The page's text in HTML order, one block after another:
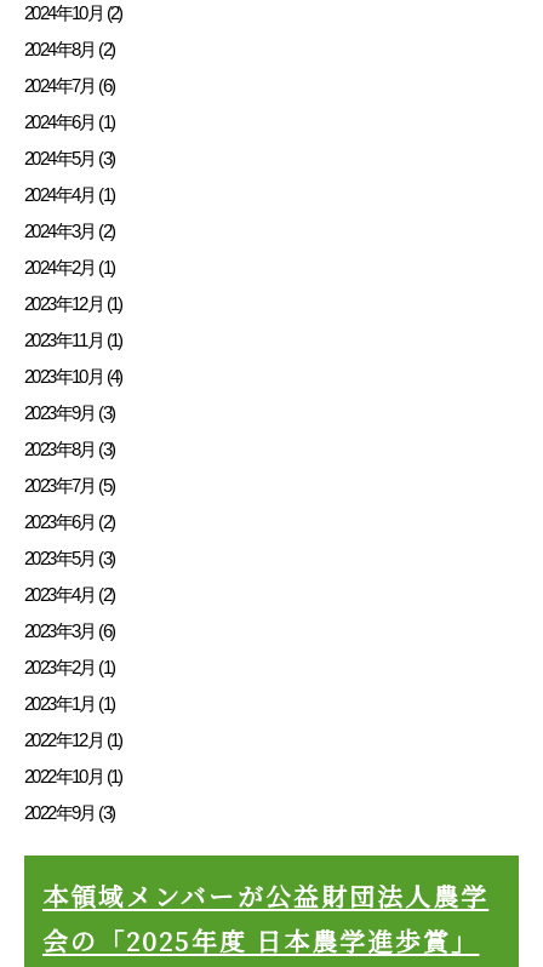
2024年10月 (2)
2024年8月 (2)
2024年7月 (6)
2024年6月 (1)
2024年5月 (3)
2024年4月 (1)
2024年3月 (2)
2024年2月 (1)
2023年12月 (1)
2023年11月 (1)
2023年10月 (4)
2023年9月 (3)
2023年8月 (3)
2023年7月 (5)
2023年6月 (2)
2023年5月 (3)
2023年4月 (2)
2023年3月 (6)
2023年2月 (1)
2023年1月 (1)
2022年12月 (1)
2022年10月 (1)
2022年9月 (3)
本領域メンバーが公益財団法人農学
会の「2025年度 日本農学進歩賞」